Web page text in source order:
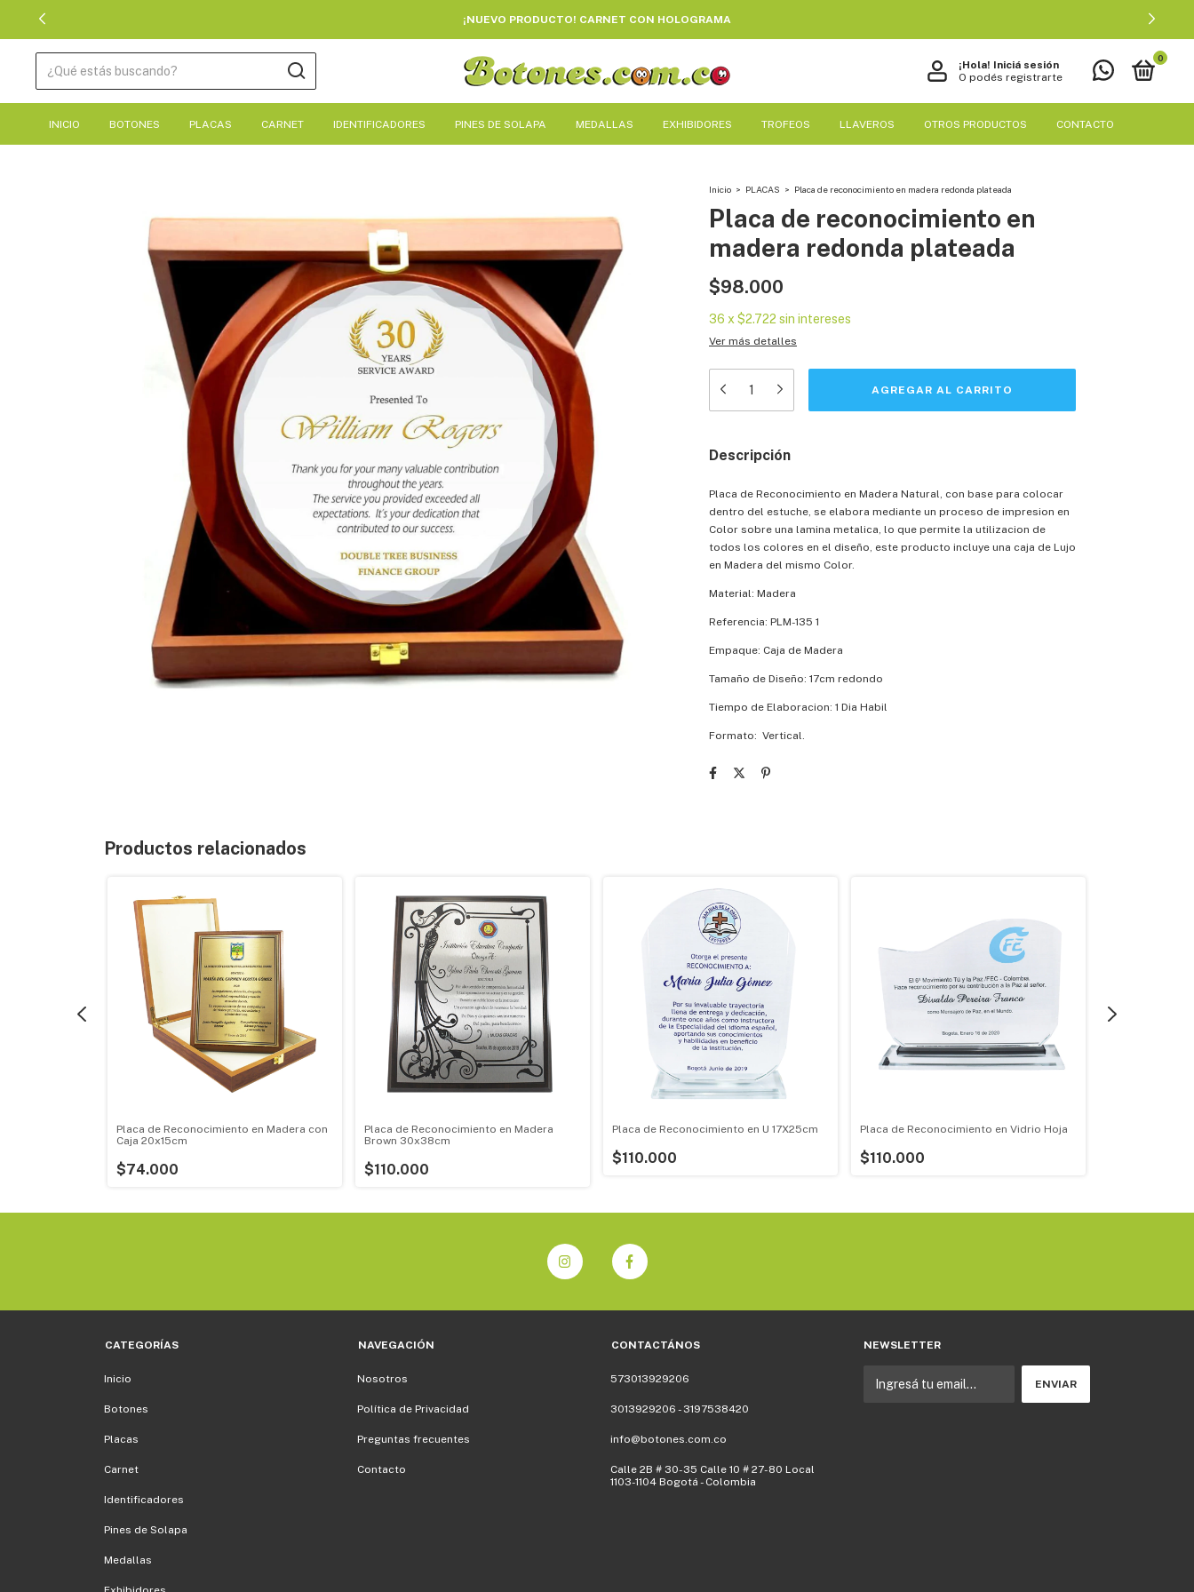
¡NUEVO PRODUCTO! CARNET CON HOLOGRAMA
¡Hola! Iniciá sesión
O podés registrarte
0
INICIO BOTONES PLACAS CARNET IDENTIFICADORES PINES DE SOLAPA MEDALLAS EXHIBIDORES TROFEOS LLAVEROS OTROS PRODUCTOS CONTACTO
Inicio > PLACAS > Placa de reconocimiento en madera redonda plateada
Placa de reconocimiento en
madera redonda plateada
$98.000
36 x $2.722 sin intereses
Ver más detalles
Descripción
Placa de Reconocimiento en Madera Natural, con base para colocar
dentro del estuche, se elabora mediante un proceso de impresion en
Color sobre una lamina metalica, lo que permite la utilizacion de
todos los colores en el diseño, este producto incluye una caja de Lujo
en Madera del mismo Color.
Material: Madera
Referencia: PLM-135 1
Empaque: Caja de Madera
Tamaño de Diseño: 17cm redondo
Tiempo de Elaboracion: 1 Dia Habil
Formato: Vertical.
Productos relacionados
Placa de Reconocimiento en Madera con
Caja 20x15cm
$74.000
Placa de Reconocimiento en Madera
Brown 30x38cm
$110.000
Placa de Reconocimiento en U 17X25cm
$110.000
Placa de Reconocimiento en Vidrio Hoja
$110.000
CATEGORÍAS
Inicio
Botones
Placas
Carnet
Identificadores
Pines de Solapa
Medallas
NAVEGACIÓN
Nosotros
Política de Privacidad
Preguntas frecuentes
Contacto
CONTACTÁNOS
573013929206
3013929206 - 3197538420
info@botones.com.co
Calle 2B # 30-35 Calle 10 # 27-80 Local
1103-1104 Bogotá - Colombia
NEWSLETTER